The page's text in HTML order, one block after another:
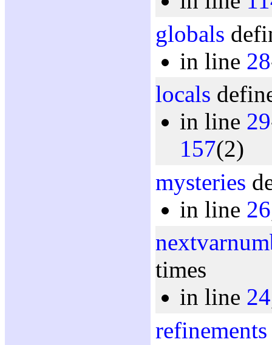
globals
in line 28
locals
in line 29
157(2)
mysteries
in line 26
times
in line 24
refinements